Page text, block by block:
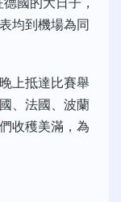
均到機場為同
上抵達比賽舉
、法國、波蘭
收穫美滿，為